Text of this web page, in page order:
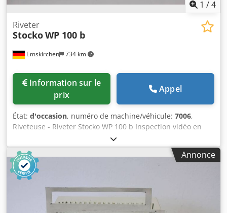
1 /4
Emskirchen 734 km
Riveter
StockoWP 100 b
prix
Appel
État: d'occasion, numéro de machine/véhicule: 7006,
Riveteuse - Riveter Stocko WP 100 b Inspection vidéo en
ligne par Skype-Video Nous serions très heureux de votre
visite - plus de machines en stock Chedpforgb Amex Ai Nja
Available Immediately - Peut être inspectée En stock à
Emskirchen / Nuremberg - Peut être testé
Annonce